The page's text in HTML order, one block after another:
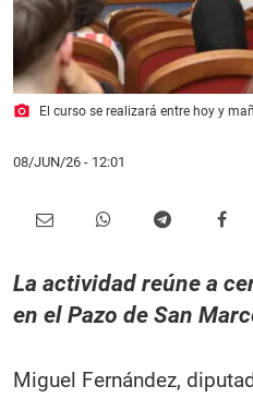
photo_camera El curso se realizará entre hoy y
08/JUN/26 - 12:01
La actividad reúne a
en el Pazo de San
Miguel Fernández,